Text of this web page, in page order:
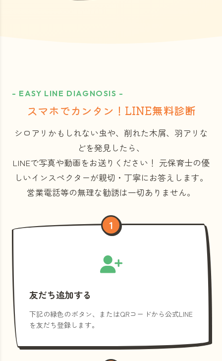
- EASY LINE DIAGNOSIS -
スマホでカンタン！LINE無料診断
シロアリかもしれない虫や、削れた木屑、羽アリな
どを発見したら、
LINEで写真や動画をお送りください！ 元保育士の優
しいインスペクターが親切・丁寧にお答えします。
営業電話等の無理な勧誘は一切ありません。
1
友だち追加する
下記の緑色のボタン、またはQRコードから公式LINE
を友だち登録します。